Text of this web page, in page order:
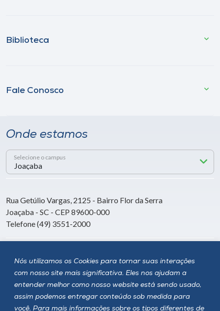
Nós utilizamos os Cookies para tornar suas interações
com nosso site mais significativa. Eles nos ajudam a
entender melhor como nosso website está sendo usado,
assim podemos entregar conteúdo sob medida para
você. Para mais informações sobre os tipos diferentes de
Biblioteca
Fale Conosco
Onde estamos
Selecione o campus
Rua Getúlio Vargas, 2125 - Bairro Flor da Serra
Joaçaba - SC - CEP 89600-000
Telefone (49) 3551-2000
Siga a Unoesc